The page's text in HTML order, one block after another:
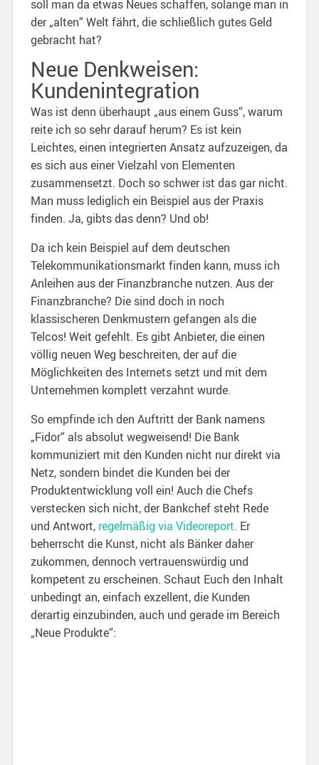
soll man da etwas Neues schaffen, solange man in
der „alten“ Welt fährt, die schließlich gutes Geld
gebracht hat?
Neue Denkweisen:
Kundenintegration
Was ist denn überhaupt „aus einem Guss“, warum
reite ich so sehr darauf herum? Es ist kein
Leichtes, einen integrierten Ansatz aufzuzeigen, da
es sich aus einer Vielzahl von Elementen
zusammensetzt. Doch so schwer ist das gar nicht.
Man muss lediglich ein Beispiel aus der Praxis
finden. Ja, gibts das denn? Und ob!
Da ich kein Beispiel auf dem deutschen
Telekommunikationsmarkt finden kann, muss ich
Anleihen aus der Finanzbranche nutzen. Aus der
Finanzbranche? Die sind doch in noch
klassischeren Denkmustern gefangen als die
Telcos! Weit gefehlt. Es gibt Anbieter, die einen
völlig neuen Weg beschreiten, der auf die
Möglichkeiten des Internets setzt und mit dem
Unternehmen komplett verzahnt wurde.
So empfinde ich den Auftritt der Bank namens
„Fidor“ als absolut wegweisend! Die Bank
kommuniziert mit den Kunden nicht nur direkt via
Netz, sondern bindet die Kunden bei der
Produktentwicklung voll ein! Auch die Chefs
verstecken sich nicht, der Bankchef steht Rede
und Antwort, regelmäßig via Videoreport. Er
beherrscht die Kunst, nicht als Bänker daher
zukommen, dennoch vertrauenswürdig und
kompetent zu erscheinen. Schaut Euch den Inhalt
unbedingt an, einfach exzellent, die Kunden
derartig einzubinden, auch und gerade im Bereich
„Neue Produkte“: